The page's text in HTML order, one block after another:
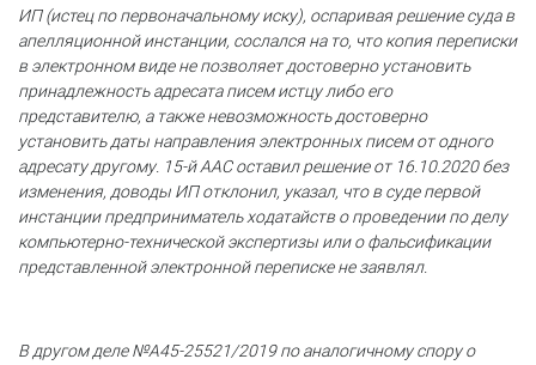
ИП (истец по первоначальному иску), оспаривая решение суда в
апелляционной инстанции, сослался на то, что копия переписки
в электронном виде не позволяет достоверно установить
принадлежность адресата писем истцу либо его
представителю, а также невозможность достоверно
установить даты направления электронных писем от одного
адресату другому. 15-й ААС оставил решение от 16.10.2020 без
изменения, доводы ИП отклонил, указал, что в суде первой
инстанции предприниматель ходатайств о проведении по делу
компьютерно-технической экспертизы или о фальсификации
представленной электронной переписке не заявлял.
В другом деле №А45-25521/2019 по аналогичному спору о